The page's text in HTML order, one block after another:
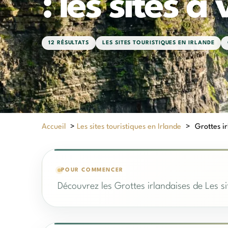
: les sites à
12 RÉSULTATS LES SITES TOURISTIQUES EN IRLANDE
Accueil > Les sites touristiques en Irlande > Grottes
POUR COMMENCER
Découvrez les Grottes irlandaises de Les